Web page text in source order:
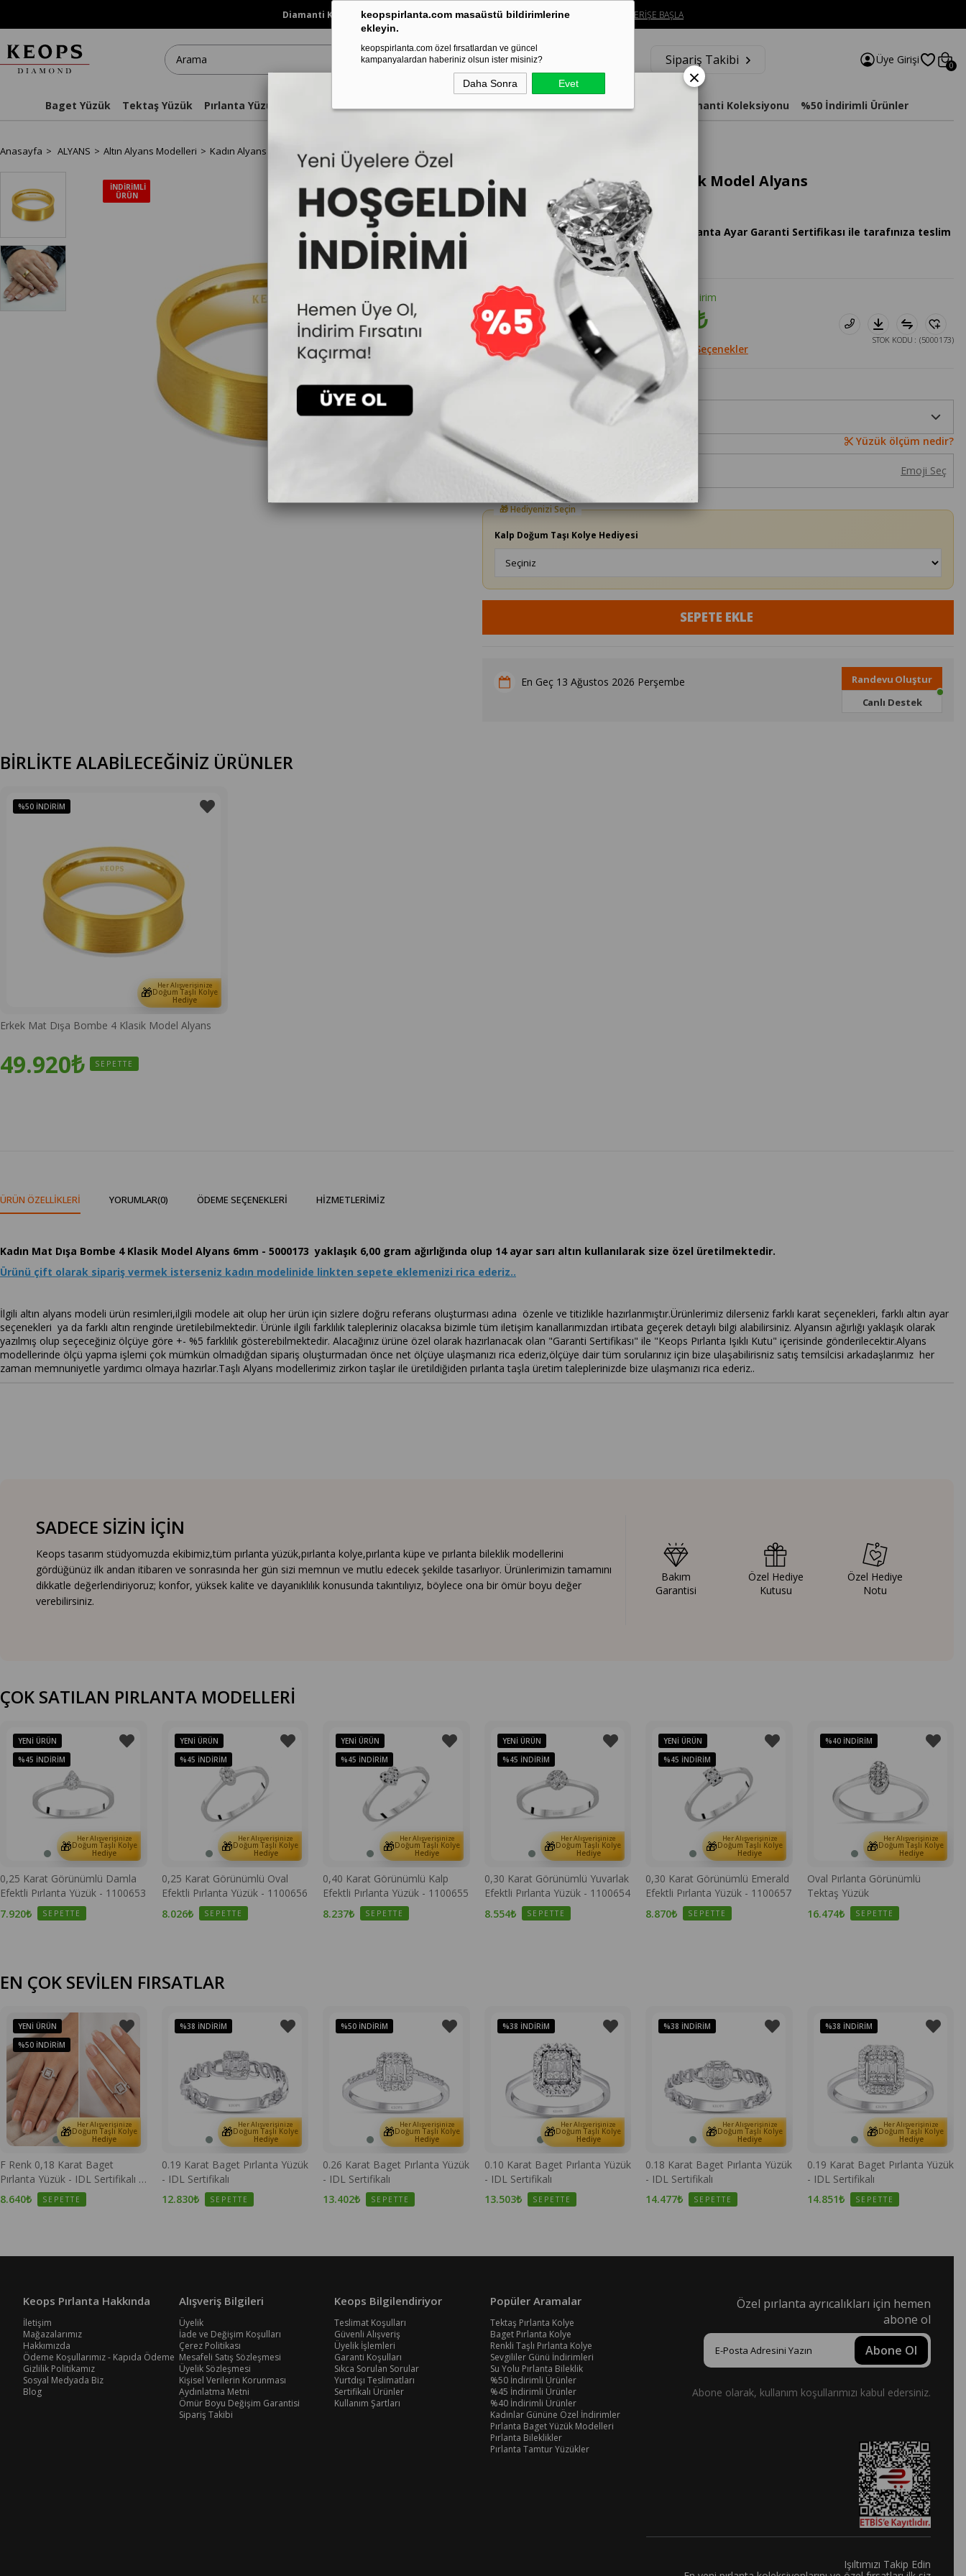
keopspirlanta.com masaüstü bildirimlerine
ekleyin.
keopspirlanta.com özel fırsatlardan ve güncel
kampanyalardan haberiniz olsun ister misiniz?
Daha Sonra Evet
Diamanti Koleksiyonunda %40’a Varan İndirim!Sınırlı süreli bu fırsatı kaçırma. ALIŞVERİŞE BAŞLA
Sipariş Takibi Üye Girişi 0
Baget Yüzük Tektaş Yüzük Pırlanta Yüzükler Aynı Gün Teslimat Diamanti Koleksiyonu %50 İndirimli Ürünler
Anasayfa ALYANS Altın Alyans Modelleri Kadın Alyans Kadın Mat Dışa Bombe 4 Klasik Model Alyans
İNDIRIMLI
ÜRÜN
Kadın Mat Dışa Bombe 4 Klasik Model Alyans
İncelemekte olduğunuz model, Keops Pırlanta Ayar Garanti Sertifikası ile tarafınıza teslim
102.240₺
51.120₺
50 Sepette %20 İndirim
40.896₺
17.040₺ `den başlayan taksitlerle Diğer Seçenekler
(5000173)
STOK KODU
Yüzük ölçüm nedir?
Emoji Seç
Kalp Doğum Taşı Kolye Hediyesi
En Geç 13 Ağustos 2026 Perşembe
Randevu Oluştur
Canlı Destek
ÜRÜN ÖZELLIKLERI YORUMLAR(0) ÖDEME SEÇENEKLERI HIZMETLERIMIZ
Kadın Mat Dışa Bombe 4 Klasik Model Alyans 6mm - 5000173 yaklaşık 6,00 gram ağırlığında olup 14 ayar sarı altın kullanılarak size özel üretilmektedir.
Ürünü çift olarak sipariş vermek isterseniz kadın modelinide linkten sepete eklemenizi rica ederiz..
İlgili altın alyans modeli ürün resimleri,ilgili modele ait olup her ürün için sizlere doğru referans oluşturması adına özenle ve titizlikle hazırlanmıştır.Ürünlerimiz dilerseniz farklı karat seçenekleri, farklı altın ayar
seçenekleri ya da farklı altın renginde üretilebilmektedir. Ürünle ilgili farklılık talepleriniz olacaksa bizimle tüm iletişim kanallarımızdan irtibata geçerek detaylı bilgi alabilirsiniz. Alyansın ağırlığı yaklaşık olarak
yazılmış olup seçeceğiniz ölçüye göre +- %5 farklılık gösterebilmektedir. Alacağınız ürüne özel olarak hazırlanacak olan "Garanti Sertifikası" ile "Keops Pırlanta Işıklı Kutu" içerisinde gönderilecektir.Alyans
modellerinde ölçü yapma işlemi çok mümkün olmadığdan sipariş oluşturmadan önce net ölçüye ulaşmanızı rica ederiz,ölçüye dair tüm sorularınız için bize ulaşabilirisniz satış temsilcisi arkadaşlarımız her
zaman memnuniyetle yardımcı olmaya hazırlar.Taşlı Alyans modellerimiz zirkon taşlar ile üretildiğiden pırlanta taşla üretim taleplerinizde bize ulaşmanızı rica ederiz..
BİRLİKTE ALABİLECEĞİNİZ ÜRÜNLER
🎁 Her Alışverişinize
Doğum Taşlı Kolye
Hediye
Erkek Mat Dışa Bombe 4 Klasik Model Alyans
49.920₺ SEPETTE
%50 İNDIRIM
SADECE SİZİN İÇİN
Keops tasarım stüdyomuzda ekibimiz,tüm pırlanta yüzük,pırlanta kolye,pırlanta küpe ve pırlanta bileklik modellerini
gördüğünüz ilk andan itibaren ve sonrasında her gün sizi memnun ve mutlu edecek şekilde tasarlıyor. Ürünlerimizin tamamını
dikkatle değerlendiriyoruz; konfor, yüksek kalite ve dayanıklılık konusunda takıntılıyız, böylece ona bir ömür boyu değer
verebilirsiniz.
Bakım
Garantisi
Özel Hediye
Kutusu
Özel Hediye
Notu
ÇOK SATILAN PIRLANTA MODELLERİ
🎁 Her Alışverişinize
Doğum Taşlı Kolye
Hediye
0,25 Karat Görünümlü Damla
Efektli Pırlanta Yüzük - 1100653
7.920₺
SEPETTE
YENI ÜRÜN
%45 İNDIRIM
🎁 Her Alışverişinize
Doğum Taşlı Kolye
Hediye
0,25 Karat Görünümlü Oval
Efektli Pırlanta Yüzük - 1100656
8.026₺
SEPETTE
YENI ÜRÜN
%45 İNDIRIM
🎁 Her Alışverişinize
Doğum Taşlı Kolye
Hediye
0,40 Karat Görünümlü Kalp
Efektli Pırlanta Yüzük - 1100655
8.237₺
SEPETTE
YENI ÜRÜN
%45 İNDIRIM
🎁 Her Alışverişinize
Doğum Taşlı Kolye
Hediye
0,30 Karat Görünümlü Yuvarlak
Efektli Pırlanta Yüzük - 1100654
8.554₺
SEPETTE
YENI ÜRÜN
%45 İNDIRIM
🎁 Her Alışverişinize
Doğum Taşlı Kolye
Hediye
0,30 Karat Görünümlü Emerald
Efektli Pırlanta Yüzük - 1100657
8.870₺
SEPETTE
YENI ÜRÜN
%45 İNDIRIM
🎁 Her Alışverişinize
Doğum Taşlı Kolye
Hediye
Oval Pırlanta Görünümlü
Tektaş Yüzük
16.474₺
SEPETTE
%40 İNDIRIM
EN ÇOK SEVİLEN FIRSATLAR
🎁 Her Alışverişinize
Doğum Taşlı Kolye
Hediye
F Renk 0,18 Karat Baget
Pırlanta Yüzük - IDL Sertifikalı -
1100670
8.640₺ SEPETTE
YENI ÜRÜN
%50 İNDIRIM
🎁 Her Alışverişinize
Doğum Taşlı Kolye
Hediye
0.19 Karat Baget Pırlanta Yüzük
- IDL Sertifikalı
12.830₺
SEPETTE
%38 İNDIRIM
🎁 Her Alışverişinize
Doğum Taşlı Kolye
Hediye
0.26 Karat Baget Pırlanta Yüzük
- IDL Sertifikalı
13.402₺
SEPETTE
%50 İNDIRIM
🎁 Her Alışverişinize
Doğum Taşlı Kolye
Hediye
0.10 Karat Baget Pırlanta Yüzük
- IDL Sertifikalı
13.503₺
SEPETTE
%38 İNDIRIM
🎁 Her Alışverişinize
Doğum Taşlı Kolye
Hediye
0.18 Karat Baget Pırlanta Yüzük
- IDL Sertifikalı
14.477₺
SEPETTE
%38 İNDIRIM
🎁 Her Alışverişinize
Doğum Taşlı Kolye
Hediye
0.19 Karat Baget Pırlanta Yüzük
- IDL Sertifikalı
14.851₺
SEPETTE
%38 İNDIRIM
Keops Pırlanta Hakkında
İletişim
Mağazalarımız
Hakkımızda
Ödeme Koşullarımız - Kapıda Ödeme
Gizlilik Politikamız
Sosyal Medyada Biz
Blog
Alışveriş Bilgileri
Üyelik
İade ve Değişim Koşulları
Çerez Politikası
Mesafeli Satış Sözleşmesi
Üyelik Sözleşmesi
Kişisel Verilerin Korunması
Aydınlatma Metni
Ömür Boyu Değişim Garantisi
Sipariş Takibi
Keops Bilgilendiriyor
Teslimat Koşulları
Güvenli Alışveriş
Üyelik İşlemleri
Garanti Koşulları
Sıkca Sorulan Sorular
Yurtdışı Teslimatları
Sertifikalı Ürünler
Kullanım Şartları
Popüler Aramalar
Tektaş Pırlanta Kolye
Baget Pırlanta Kolye
Renkli Taşlı Pırlanta Kolye
Sevgililer Günü İndirimleri
Su Yolu Pırlanta Bileklik
%50 İndirimli Ürünler
%45 İndirimli Ürünler
%40 İndirimli Ürünler
Kadınlar Gününe Özel İndirimler
Pırlanta Baget Yüzük Modelleri
Pırlanta Bileklikler
Pırlanta Tamtur Yüzükler
Özel pırlanta ayrıcalıkları için hemen
abone ol
Abone Ol
Abone olarak, kullanım koşullarımızı kabul edersiniz.
Işıltımızı Takip Edin
×